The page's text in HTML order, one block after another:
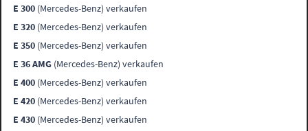
E 300 (Mercedes-Benz) verkaufen
E 320 (Mercedes-Benz) verkaufen
E 350 (Mercedes-Benz) verkaufen
E 36 AMG (Mercedes-Benz) verkaufen
E 400 (Mercedes-Benz) verkaufen
E 420 (Mercedes-Benz) verkaufen
E 430 (Mercedes-Benz) verkaufen